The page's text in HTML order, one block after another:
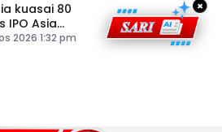
kuasai 80
IPO Asia
kumpul AS$1.4
2026 1:32 pm
×